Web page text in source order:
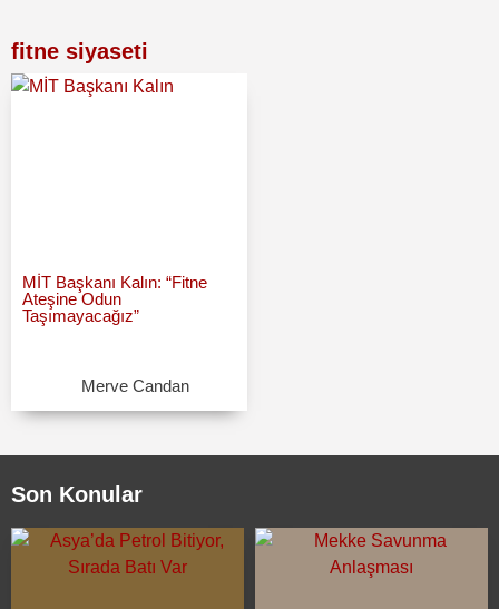
fitne siyaseti
MİT Başkanı Kalın: “Fitne
Ateşine Odun
Taşımayacağız”
Merve Candan
Son Konular